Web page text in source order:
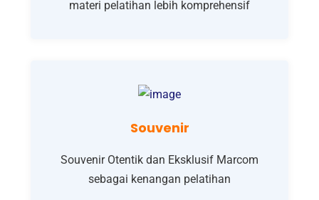
materi pelatihan lebih komprehensif
Souvenir
Souvenir Otentik dan Eksklusif Marcom
sebagai kenangan pelatihan